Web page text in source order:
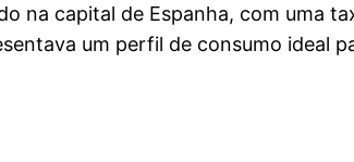
na capital de Espanha, com uma
um perfil de consumo ideal